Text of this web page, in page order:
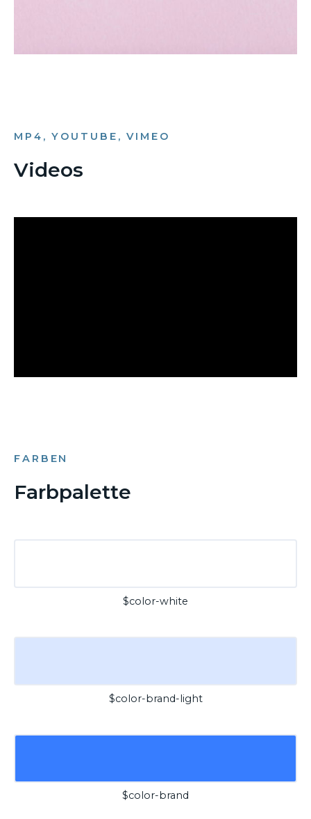
MP4, YOUTUBE, VIMEO
Videos
FARBEN
Farbpalette
$color-white
$color-brand-light
$color-brand